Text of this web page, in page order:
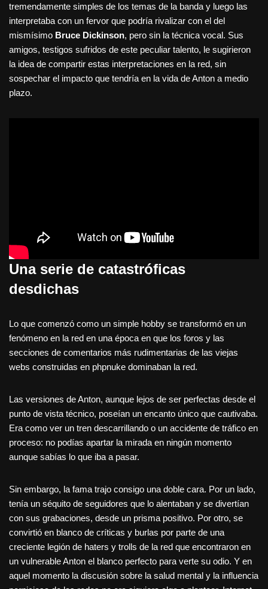
tremendamente simples de los temas de la banda y luego las
interpretaba con un fervor que podría rivalizar con el del
mismísimo Bruce Dickinson, pero sin la técnica vocal. Sus
amigos, testigos sufridos de este peculiar talento, le sugirieron
la idea de compartir estas interpretaciones en la red, sin
sospechar el impacto que tendría en la vida de Anton a medio
plazo.
Una serie de catastróficas
desdichas
Lo que comenzó como un simple hobby se transformó en un
fenómeno en la red en una época en que los foros y las
secciones de comentarios más rudimentarias de las viejas
webs construidas en phpnuke dominaban la red.
Las versiones de Anton, aunque lejos de ser perfectas desde el
punto de vista técnico, poseían un encanto único que cautivaba.
Era como ver un tren descarrillando o un accidente de tráfico en
proceso: no podías apartar la mirada en ningún momento
aunque sabías lo que iba a pasar.
Sin embargo, la fama trajo consigo una doble cara. Por un lado,
tenía un séquito de seguidores que lo alentaban y se divertían
con sus grabaciones, desde un prisma positivo. Por otro, se
convirtió en blanco de críticas y burlas por parte de una
creciente legión de haters y trolls de la red que encontraron en
un vulnerable Anton el blanco perfecto para verte su odio. Y en
aquel momento la discusión sobre la salud mental y la influencia